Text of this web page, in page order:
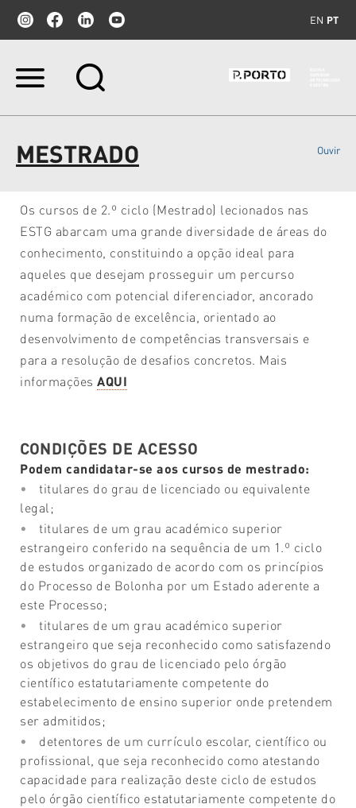
EN PT
Ir
Ir
para
MESTRADO Ouvir
Os cursos de 2.º ciclo (Mestrado) lecionados nas
ESTG abarcam uma grande diversidade de áreas do
conhecimento, constituindo a opção ideal para
aqueles que desejam prosseguir um percurso
académico com potencial diferenciador, ancorado
numa formação de excelência, orientado ao
desenvolvimento de competências transversais e
para a resolução de desafios concretos. Mais
informaçõesAQUI
CONDIÇÕES DE ACESSO
Podem candidatar-se aos cursos de mestrado:
titulares do grau de licenciado ou equivalente
legal;
titulares de um grau académico superior
estrangeiro conferido na sequência de um 1.º ciclo
de estudos organizado de acordo com os princípios
do Processo de Bolonha por um Estado aderente a
este Processo;
titulares de um grau académico superior
estrangeiro que seja reconhecido como satisfazendo
os objetivos do grau de licenciado pelo órgão
científico estatutariamente competente do
estabelecimento de ensino superior onde pretendem
ser admitidos;
detentores de um currículo escolar, científico ou
profissional, que seja reconhecido como atestando
capacidade para realização deste ciclo de estudos
pelo órgão científico estatutariamente competente do